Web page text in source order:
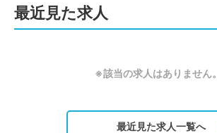
最近見た求人
※該当の求人はありません。
最近見た求人一覧へ